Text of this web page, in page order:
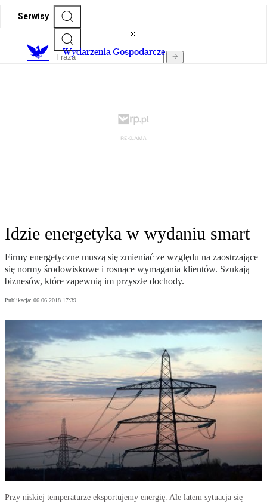
Serwisy
Wydarzenia Gospodarcze
Idzie energetyka w wydaniu smart
Firmy energetyczne muszą się zmieniać ze względu na zaostrzające
się normy środowiskowe i rosnące wymagania klientów. Szukają
biznesów, które zapewnią im przyszłe dochody.
Publikacja: 06.06.2018 17:39
Przy niskiej temperaturze eksportujemy energię. Ale latem sytuacja się